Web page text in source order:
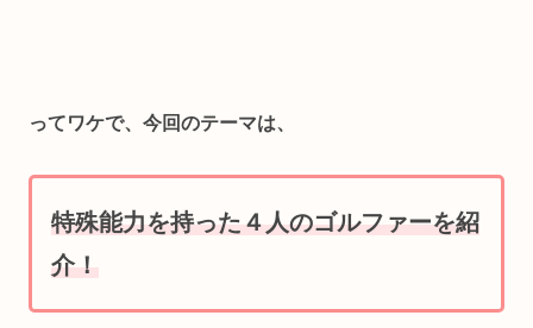
ってワケで、今回のテーマは、
特殊能力を持った４人のゴルファーを紹
介！